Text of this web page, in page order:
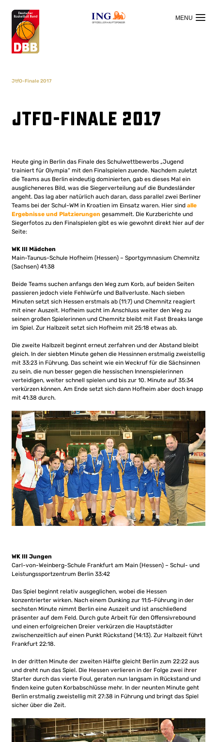
OFFIZIELLER HAUPTSPONSOR
JtfO-Finale 2017
JtfO-Finale 2017
Heute ging in Berlin das Finale des Schulwettbewerbs „Jugend
trainiert für Olympia“ mit den Finalspielen zuende. Nachdem zuletzt
die Teams aus Berlin eindeutig dominierten, gab es dieses Mal ein
ausglicheneres Bild, was die Siegerverteilung auf die Bundesländer
angeht. Das lag aber natürlich auch daran, dass parallel zwei Berliner
Teams bei der Schul-WM in Kroatien im Einsatz waren. Hier sind alle
Ergebnisse und Platzierungen gesammelt. Die Kurzberichte und
Siegerfotos zu den Finalspielen gibt es wie gewohnt direkt hier auf der
Seite:
WK III Mädchen
Main-Taunus-Schule Hofheim (Hessen) – Sportgymnasium Chemnitz
(Sachsen) 41:38
Beide Teams suchen anfangs den Weg zum Korb, auf beiden Seiten
passieren jedoch viele Fehlwürfe und Ballverluste. Nach sieben
Minuten setzt sich Hessen erstmals ab (11:7) und Chemnitz reagiert
mit einer Auszeit. Hofheim sucht im Anschluss weiter den Weg zu
seinen großen Spielerinnen und Chemnitz bleibt mit Fast Breaks lange
im Spiel. Zur Halbzeit setzt sich Hofheim mit 25:18 etwas ab.
Die zweite Halbzeit beginnt erneut zerfahren und der Abstand bleibt
gleich. In der siebten Minute gehen die Hessinnen erstmalig zweistellig
mit 33:23 in Führung. Das scheint wie ein Weckruf für die Sächsinnen
zu sein, die nun besser gegen die hessischen Innenspielerinnen
verteidigen, weiter schnell spielen und bis zur 10. Minute auf 35:34
verkürzen können. Am Ende setzt sich dann Hofheim aber doch knapp
mit 41:38 durch.
WK III Jungen
Carl-von-Weinberg-Schule Frankfurt am Main (Hessen) – Schul- und
Leistungssportzentrum Berlin 33:42
Das Spiel beginnt relativ ausgeglichen, wobei die Hessen
konzentrierter wirken. Nach einem Dunking zur 11:5-Führung in der
sechsten Minute nimmt Berlin eine Auszeit und ist anschließend
präsenter auf dem Feld. Durch gute Arbeit für den Offensivrebound
und einen erfolgreichen Dreier verkürzen die Hauptstädter
zwischenzeitlich auf einen Punkt Rückstand (14:13). Zur Halbzeit führt
Frankfurt 22:18.
In der dritten Minute der zweiten Hälfte gleicht Berlin zum 22:22 aus
und dreht nun das Spiel. Die Hessen verlieren in der Folge zwei ihrer
Starter durch das vierte Foul, geraten nun langsam in Rückstand und
finden keine guten Korbabschlüsse mehr. In der neunten Minute geht
Berlin erstmalig zweistellig mit 27:38 in Führung und bringt das Spiel
sicher über die Zeit.